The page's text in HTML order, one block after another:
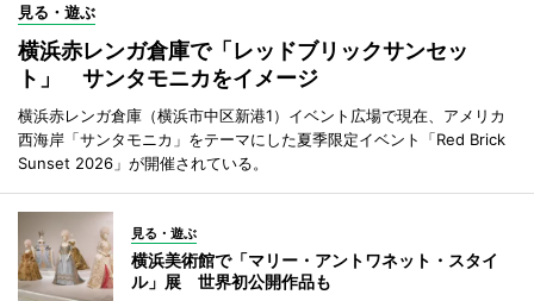
見る・遊ぶ
横浜赤レンガ倉庫で「レッドブリックサンセッ
ト」 サンタモニカをイメージ
横浜赤レンガ倉庫（横浜市中区新港1）イベント広場で現在、アメリカ
西海岸「サンタモニカ」をテーマにした夏季限定イベント「Red Brick
Sunset 2026」が開催されている。
見る・遊ぶ
横浜美術館で「マリー・アントワネット・スタイ
ル」展 世界初公開作品も